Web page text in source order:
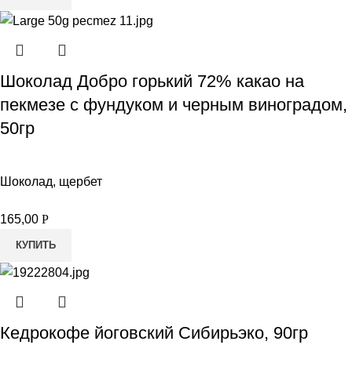
Шоколад Добро горький 72% какао на
пекмезе с фундуком и черным виноградом,
50гр
Шоколад, щербет
165,00 Р
КУПИТЬ
Кедрокофе йоговский Сибирьэко, 90гр